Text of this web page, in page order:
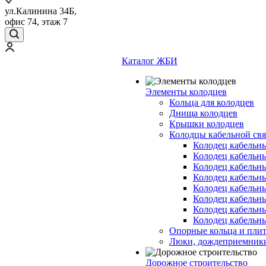
ул.Калинина 34Б,
офис 74, этаж 7
Каталог ЖБИ
Элементы колодцев
Кольца для колодцев
Днища колодцев
Крышки колодцев
Колодцы кабельной
Колодец
Колодец
Колодец
Колодец
Колодец
Колодец
Колодец
Колодец
Опорные кольца и
Люки,
Дорожное строительство